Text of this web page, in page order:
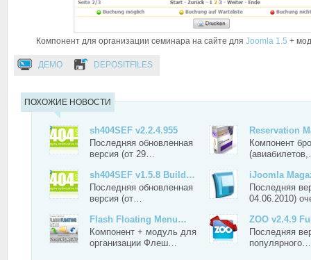
Компонент для организации семинара на сайте для Joomla 1.5 +
ДЕМО DEPOSITFILES
ПОХОЖИЕ НОВОСТИ
sh404SEF v2.2.4.955
Последняя обновленная
версия (от 29…
Reservation
Компонент
sh404SEF v1.5.8 Build…
Последняя обновленная
версия (от…
iJoomla
Последняя
04.06.2010)
Flash Floating Menu…
Компонент + модуль для
организации Флеш…
ZOO v2.4.9
Последняя
популярного…